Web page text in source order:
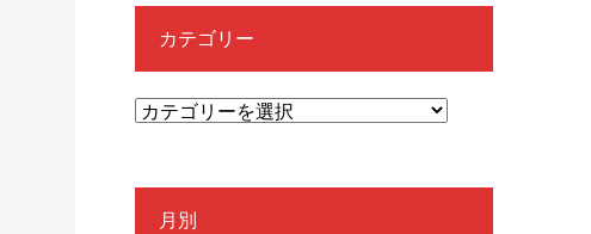
カテゴリー
月別